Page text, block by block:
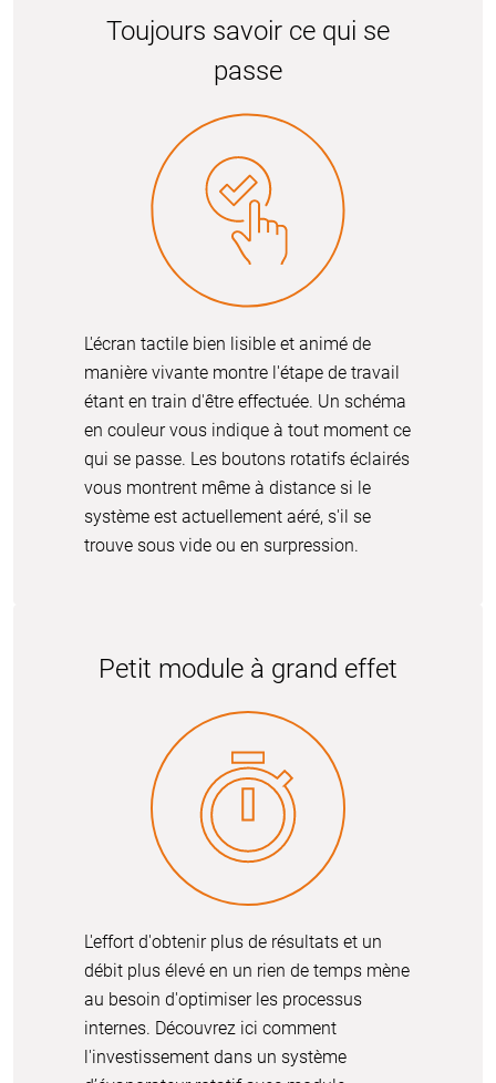
Toujours savoir ce qui se
passe
L'écran tactile bien lisible et animé de
manière vivante montre l'étape de travail
étant en train d'être effectuée. Un schéma
en couleur vous indique à tout moment ce
qui se passe. Les boutons rotatifs éclairés
vous montrent même à distance si le
système est actuellement aéré, s'il se
trouve sous vide ou en surpression.
Petit module à grand effet
L'effort d'obtenir plus de résultats et un
débit plus élevé en un rien de temps mène
au besoin d'optimiser les processus
internes. Découvrez ici comment
l'investissement dans un système